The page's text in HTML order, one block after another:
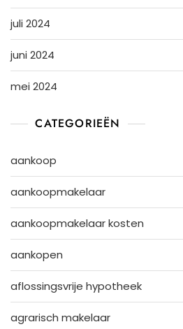
juli 2024
juni 2024
mei 2024
CATEGORIEËN
aankoop
aankoopmakelaar
aankoopmakelaar kosten
aankopen
aflossingsvrije hypotheek
agrarisch makelaar